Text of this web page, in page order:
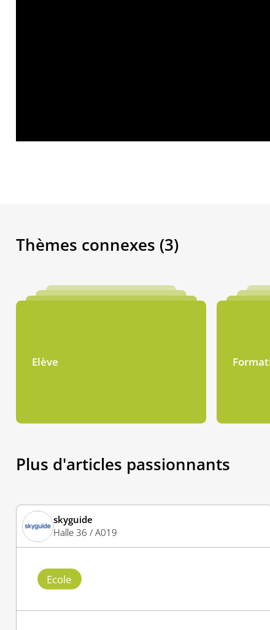
Thèmes connexes (3)
Elève
Plus d'articles passionnants
skyguide
Halle 36 / A019
Ecole